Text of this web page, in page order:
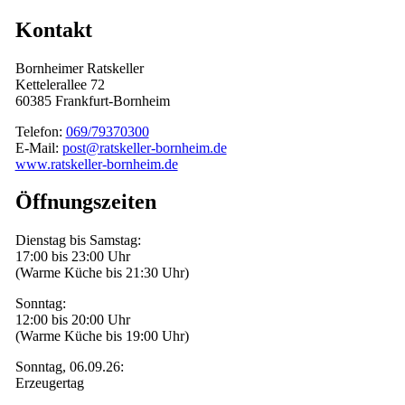
Kontakt
Bornheimer Ratskeller
Kettelerallee 72
60385 Frankfurt-Bornheim
Telefon: 069/79370300
E-Mail: post@ratskeller-bornheim.de
www.ratskeller-bornheim.de
Öffnungszeiten
Dienstag bis Samstag:
17:00 bis 23:00 Uhr
(Warme Küche bis 21:30 Uhr)
Sonntag:
12:00 bis 20:00 Uhr
(Warme Küche bis 19:00 Uhr)
Sonntag, 06.09.26:
Erzeugertag